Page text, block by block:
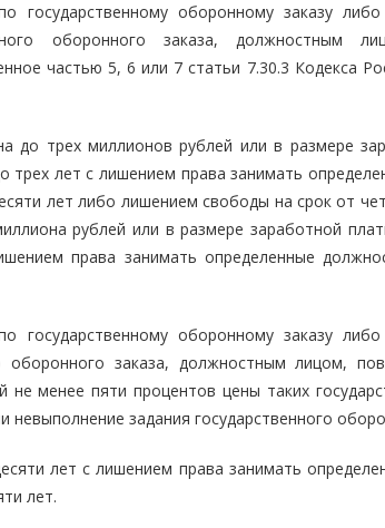
государственному оборонному заказу
оборонного заказа, должностным
частью 5, 6 или 7 статьи 7.30.3 Кодекса
до трех миллионов рублей или в размере
трех лет с лишением права занимать
лет либо лишением свободы на срок от
рублей или в размере заработной
права занимать определенные
государственному оборонному заказу
оборонного заказа, должностным лицом,
менее пяти процентов цены таких
задания государственного
лет с лишением права занимать
лет.